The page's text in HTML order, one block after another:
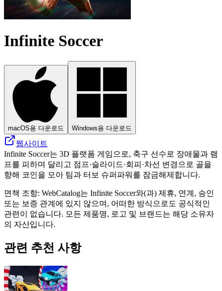
Infinite Soccer
macOS용 다운로드 Windows용 다운로드
웹사이트
Infinite Soccer는 3D 플랫폼 게임으로, 축구 선수로 장애물과 램
프를 피하며 달리고 점프·슬라이드·회피·차선 변경으로 골을
향해 코인을 모아 팀과 터보 슈퍼파워를 잠금해제합니다.
면책 조항: WebCatalog는 Infinite Soccer와(과) 제휴, 연계, 승인
또는 보증 관계에 있지 않으며, 어떠한 방식으로도 공식적인
관련이 없습니다. 모든 제품명, 로고 및 브랜드는 해당 소유자
의 자산입니다.
관련 추천 사항